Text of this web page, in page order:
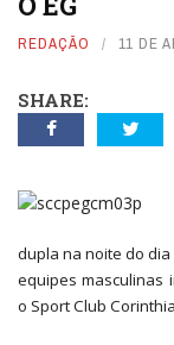
REDAÇÃO 11 DE
SHARE:
dupla na noite do dia
equipes masculinas
o Sport Club